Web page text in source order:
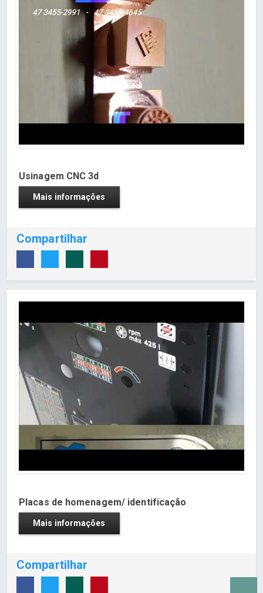
Usinagem CNC 3d
Mais informações
Compartilhar
Placas de homenagem/ identificação
Mais informações
Compartilhar